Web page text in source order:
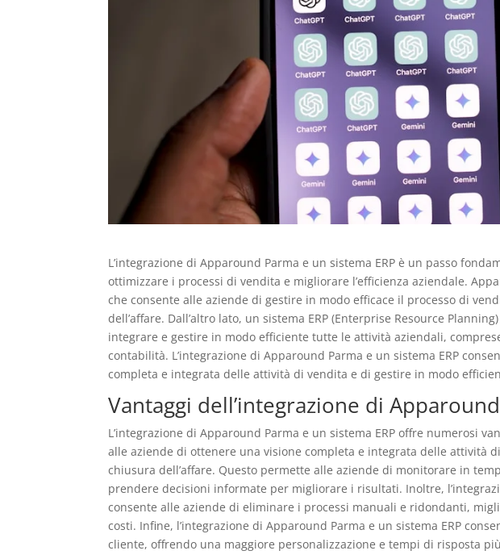
L’integrazione di Apparound Parma e un sistema ERP è un passo
ottimizzare i processi di vendita e migliorare l’efficienza aziendale.
che consente alle aziende di gestire in modo efficace il processo di
dell’affare. Dall’altro lato, un sistema ERP (Enterprise Resource
integrare e gestire in modo efficiente tutte le attività aziendali,
contabilità. L’integrazione di Apparound Parma e un sistema ERP
completa e integrata delle attività di vendita e di gestire in modo
Vantaggi dell’integrazione di
L’integrazione di Apparound Parma e un sistema ERP offre numerosi
alle aziende di ottenere una visione completa e integrata delle attività
chiusura dell’affare. Questo permette alle aziende di monitorare in
prendere decisioni informate per migliorare i risultati. Inoltre,
consente alle aziende di eliminare i processi manuali e ridondanti,
costi. Infine, l’integrazione di Apparound Parma e un sistema ERP
cliente, offrendo una maggiore personalizzazione e tempi di risposta